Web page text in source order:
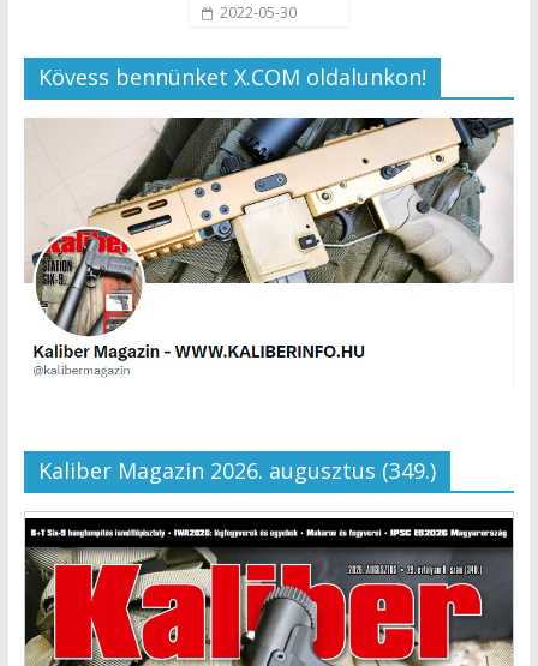
2022-05-30
Kövess bennünket X.COM oldalunkon!
Kaliber Magazin 2026. augusztus (349.)